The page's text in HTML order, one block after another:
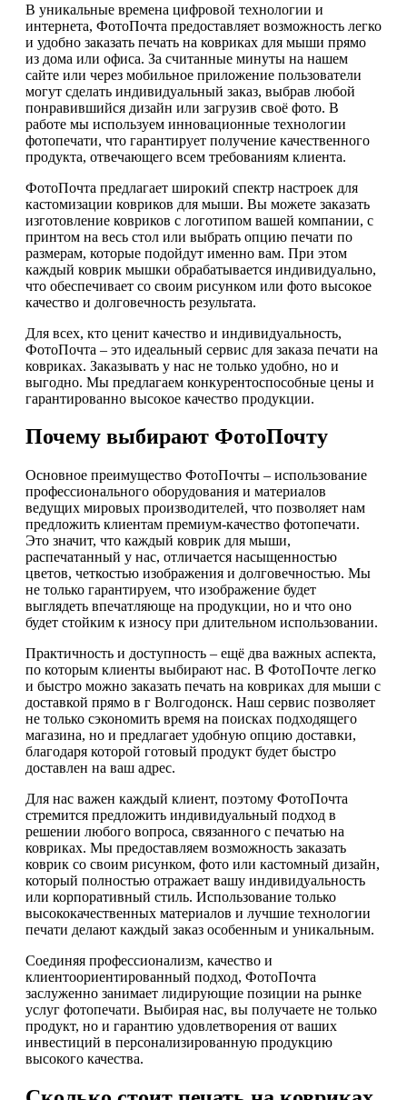
В уникальные времена цифровой технологии и
интернета, ФотоПочта предоставляет возможность легко
и удобно заказать печать на ковриках для мыши прямо
из дома или офиса. За считанные минуты на нашем
сайте или через мобильное приложение пользователи
могут сделать индивидуальный заказ, выбрав любой
понравившийся дизайн или загрузив своё фото. В
работе мы используем инновационные технологии
фотопечати, что гарантирует получение качественного
продукта, отвечающего всем требованиям клиента.
ФотоПочта предлагает широкий спектр настроек для
кастомизации ковриков для мыши. Вы можете заказать
изготовление ковриков с логотипом вашей компании, с
принтом на весь стол или выбрать опцию печати по
размерам, которые подойдут именно вам. При этом
каждый коврик мышки обрабатывается индивидуально,
что обеспечивает со своим рисунком или фото высокое
качество и долговечность результата.
Для всех, кто ценит качество и индивидуальность,
ФотоПочта – это идеальный сервис для заказа печати на
ковриках. Заказывать у нас не только удобно, но и
выгодно. Мы предлагаем конкурентоспособные цены и
гарантированно высокое качество продукции.
Почему выбирают ФотоПочту
Основное преимущество ФотоПочты – использование
профессионального оборудования и материалов
ведущих мировых производителей, что позволяет нам
предложить клиентам премиум-качество фотопечати.
Это значит, что каждый коврик для мыши,
распечатанный у нас, отличается насыщенностью
цветов, четкостью изображения и долговечностью. Мы
не только гарантируем, что изображение будет
выглядеть впечатляюще на продукции, но и что оно
будет стойким к износу при длительном использовании.
Практичность и доступность – ещё два важных аспекта,
по которым клиенты выбирают нас. В ФотоПочте легко
и быстро можно заказать печать на ковриках для мыши с
доставкой прямо в г Волгодонск. Наш сервис позволяет
не только сэкономить время на поисках подходящего
магазина, но и предлагает удобную опцию доставки,
благодаря которой готовый продукт будет быстро
доставлен на ваш адрес.
Для нас важен каждый клиент, поэтому ФотоПочта
стремится предложить индивидуальный подход в
решении любого вопроса, связанного с печатью на
ковриках. Мы предоставляем возможность заказать
коврик со своим рисунком, фото или кастомный дизайн,
который полностью отражает вашу индивидуальность
или корпоративный стиль. Использование только
высококачественных материалов и лучшие технологии
печати делают каждый заказ особенным и уникальным.
Соединяя профессионализм, качество и
клиентоориентированный подход, ФотоПочта
заслуженно занимает лидирующие позиции на рынке
услуг фотопечати. Выбирая нас, вы получаете не только
продукт, но и гарантию удовлетворения от ваших
инвестиций в персонализированную продукцию
высокого качества.